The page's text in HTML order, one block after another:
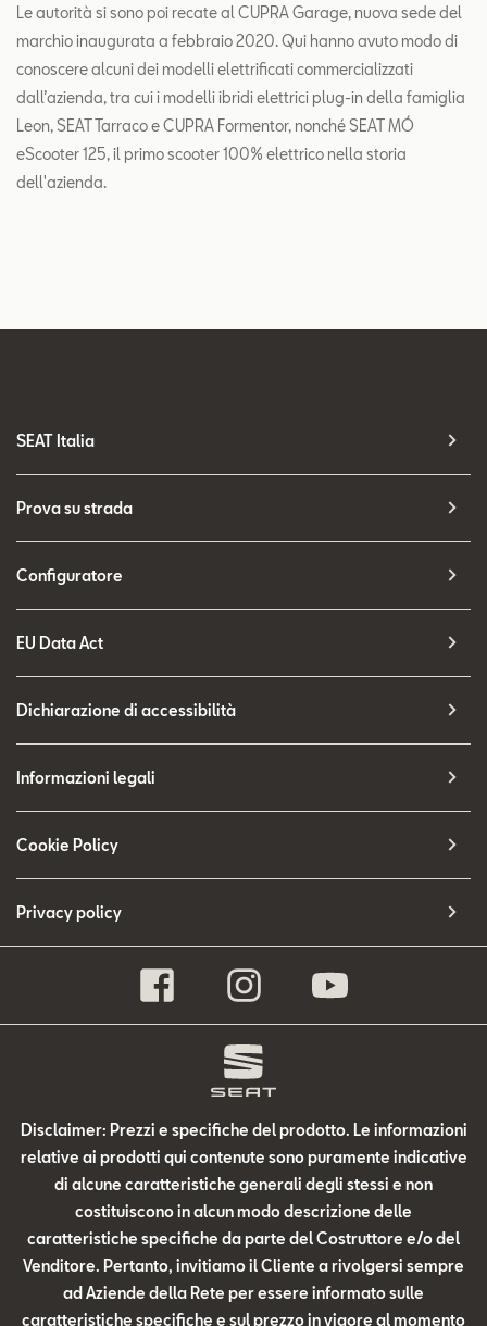
Le autorità si sono poi recate al CUPRA Garage, nuova sede del
marchio inaugurata a febbraio 2020. Qui hanno avuto modo di
conoscere alcuni dei modelli elettrificati commercializzati
dall’azienda, tra cui i modelli ibridi elettrici plug-in della famiglia
Leon, SEAT Tarraco e CUPRA Formentor, nonché SEAT MÓ
eScooter 125, il primo scooter 100% elettrico nella storia
dell'azienda.
SEAT Italia
Prova su strada
Configuratore
EU Data Act
Dichiarazione di accessibilità
Informazioni legali
Cookie Policy
Privacy policy
Disclaimer: Prezzi e specifiche del prodotto. Le informazioni
relative ai prodotti qui contenute sono puramente indicative
di alcune caratteristiche generali degli stessi e non
costituiscono in alcun modo descrizione delle
caratteristiche specifiche da parte del Costruttore e/o del
Venditore. Pertanto, invitiamo il Cliente a rivolgersi sempre
ad Aziende della Rete per essere informato sulle
caratteristiche specifiche e sul prezzo in vigore al momento